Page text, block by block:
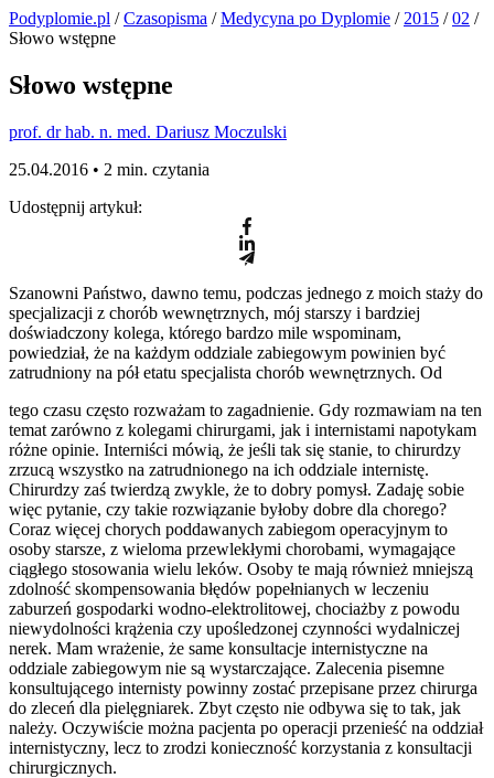
Podyplomie.pl /Czasopisma /Medycyna po Dyplomie / 2015 /02 /
Słowo wstępne
Słowo wstępne
prof. dr hab. n. med. Dariusz Moczulski
25.04.2016 • 2 min. czytania
Udostępnij artykuł:
Szanowni Państwo, dawno temu, podczas jednego z moich staży do
specjalizacji z chorób wewnętrznych, mój starszy i bardziej
doświadczony kolega, którego bardzo mile wspominam,
powiedział, że na każdym oddziale zabiegowym powinien być
zatrudniony na pół etatu specjalista chorób wewnętrznych. Od
tego czasu często rozważam to zagadnienie. Gdy rozmawiam na ten
temat zarówno z kolegami chirurgami, jak i internistami napotykam
różne opinie. Interniści mówią, że jeśli tak się stanie, to chirurdzy
zrzucą wszystko na zatrudnionego na ich oddziale internistę.
Chirurdzy zaś twierdzą zwykle, że to dobry pomysł. Zadaję sobie
więc pytanie, czy takie rozwiązanie byłoby dobre dla chorego?
Coraz więcej chorych poddawanych zabiegom operacyjnym to
osoby starsze, z wieloma przewlekłymi chorobami, wymagające
ciągłego stosowania wielu leków. Osoby te mają również mniejszą
zdolność skompensowania błędów popełnianych w leczeniu
zaburzeń gospodarki wodno-elektrolitowej, chociażby z powodu
niewydolności krążenia czy upośledzonej czynności wydalniczej
nerek. Mam wrażenie, że same konsultacje internistyczne na
oddziale zabiegowym nie są wystarczające. Zalecenia pisemne
konsultującego internisty powinny zostać przepisane przez chirurga
do zleceń dla pielęgniarek. Zbyt często nie odbywa się to tak, jak
należy. Oczywiście można pacjenta po operacji przenieść na oddział
internistyczny, lecz to zrodzi konieczność korzystania z konsultacji
chirurgicznych.